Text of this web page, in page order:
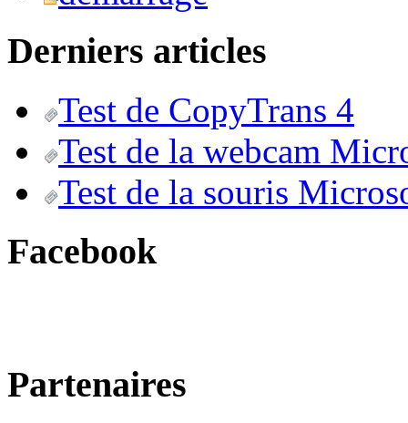
Derniers articles
Test de CopyTrans 4
Test de la webcam
Test de la souris
Facebook
Partenaires